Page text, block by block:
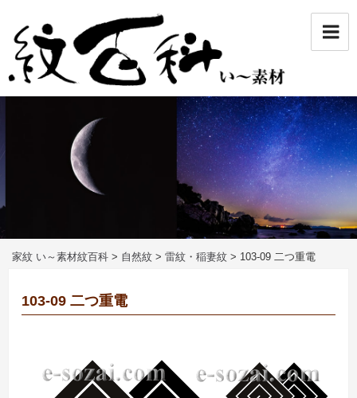
ツ
へ
家紋 い～素材紋百科 > 自然紋 > 雷紋・稲妻紋 > 103-09 二つ重電
103-09 二つ重電